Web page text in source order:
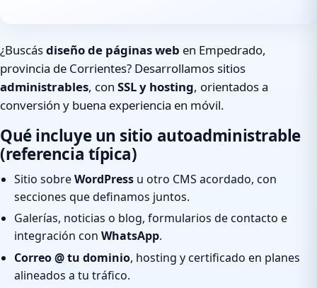
¿Buscásdiseño de páginas web en Empedrado,
provincia de Corrientes? Desarrollamos sitios
administrables, con SSL y hosting, orientados a
conversión y buena experiencia en móvil.
Qué incluye un sitio autoadministrable
(referencia típica)
Sitio sobreWordPress u otro CMS acordado, con
secciones que definamos juntos.
Galerías, noticias o blog, formularios de contacto e
integración con WhatsApp.
Correo @ tu dominio, hosting y certificado en planes
alineados a tu tráfico.